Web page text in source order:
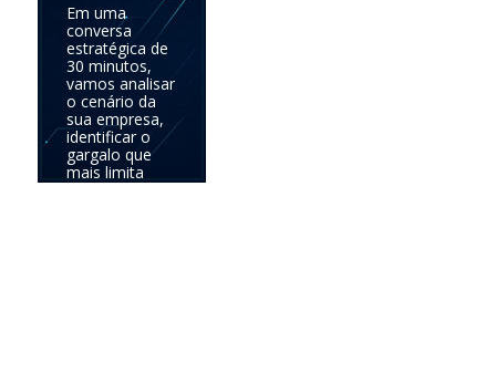
Em uma
conversa
estratégica de
30 minutos,
vamos analisar
o cenário da
sua empresa,
identificar o
gargalo que
mais limita